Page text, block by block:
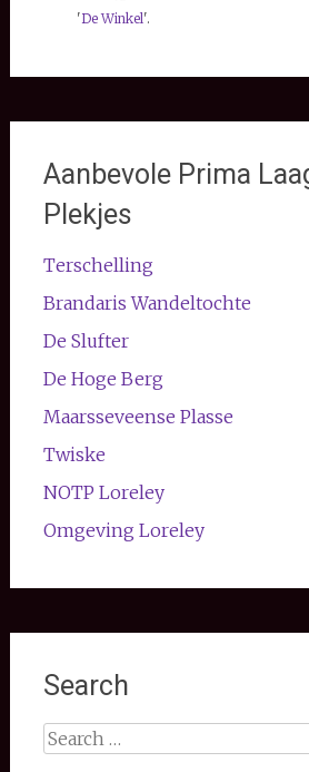
'De Winkel '.
Aanbevole Prima
Plekjes
Terschelling
Brandaris Wandeltochte
De Slufter
De Hoge Berg
Maarsseveense Plasse
Twiske
NOTP Loreley
Omgeving Loreley
Search
Search
for: